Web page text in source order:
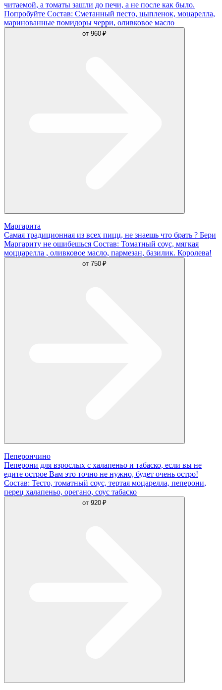
читаемой, а томаты зашли до печи, а не после как было.
Попробуйте Состав: Сметанный песто, цыпленок, моцарелла,
маринованные помидоры черри, оливковое масло
от 960 ₽
Маргарита
Самая традиционная из всех пицц, не знаешь что брать ? Бери
Маргариту не ошибешься Состав: Томатный соус, мягкая
моццарелла , оливковое масло, пармезан, базилик. Королева!
от 750 ₽
Пеперончино
Пеперони для взрослых с халапеньо и табаско, если вы не
едите острое Вам это точно не нужно, будет очень остро!
Состав: Тесто, томатный соус, тертая моцарелла, пеперони,
перец халапеньо, орегано, соус табаско
от 920 ₽